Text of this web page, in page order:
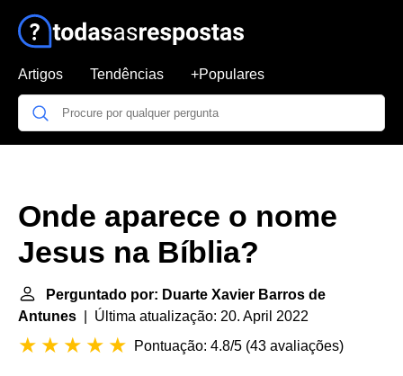
Artigos Tendências +Populares
Onde aparece o nome
Jesus na Bíblia?
Perguntado por: Duarte Xavier Barros de
Antunes | Última atualização: 20. April 2022
Pontuação: 4.8/5 (43 avaliações)